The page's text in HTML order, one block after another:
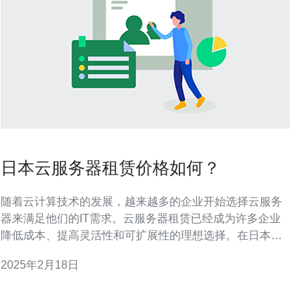
日本云服务器租赁价格如何？
随着云计算技术的发展，越来越多的企业开始选择云服务
器来满足他们的IT需求。云服务器租赁已经成为许多企业
降低成本、提高灵活性和可扩展性的理想选择。在日本，
的服务和价格。本文将介绍日本云服务器租赁价格的一些
2025年2月18日